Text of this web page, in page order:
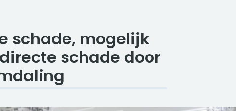
schade, mogelijk
schade door